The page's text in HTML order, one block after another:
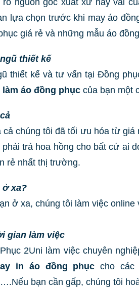
rõ nguồn gốc xuất xứ hay vải
lựa chọn trước khi may áo
giá rẻ và những mẫu áo
thiết kế
thiết kế và tư vấn tại Đồng
làm áo đồng phụccủa bạn một
cả chúng tôi đã tối ưu hóa từ
phải trả hoa hồng cho bất cứ ai
rẻ nhất thị trường.
ở xa?
ở xa, chúng tôi làm việc
gian làm việc
2Uni làm việc chuyên
in áo đồng phục cho các
bạn cần gấp, chúng tôi